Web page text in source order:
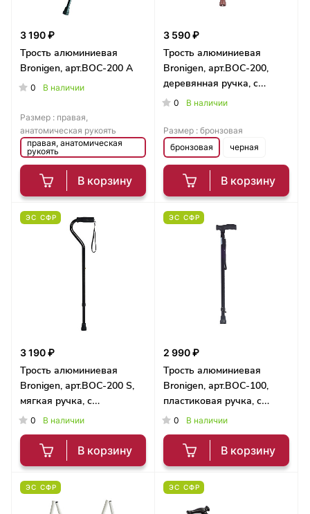
3 190 ₽
Трость алюминиевая
Bronigen, арт.BОC-200 A
0 В наличии
В корзину
Размер : правая,
анатомическая рукоять
правая, анатомическая
рукоять
3 590 ₽
Трость алюминиевая
Bronigen, арт.BОC-200,
деревянная ручка, с
выдвижным УПС
0 В наличии
В корзину
Размер : бронзовая
бронзовая
черная
ЭС СФР
3 190 ₽
Трость алюминиевая
Bronigen, арт.BОC-200 S,
мягкая ручка, с
выдвижным УПС
0 В наличии
В корзину
ЭС СФР
2 990 ₽
Трость алюминиевая
Bronigen, арт.BОC-100,
пластиковая ручка, с
выдвижным УПС
0 В наличии
В корзину
ЭС СФР ЭС СФР